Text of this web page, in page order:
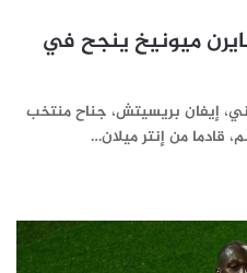
ميونيخ ينجح في
إيفان بريسيتش، جناح منتخب
قادما من إنتر ميلان…